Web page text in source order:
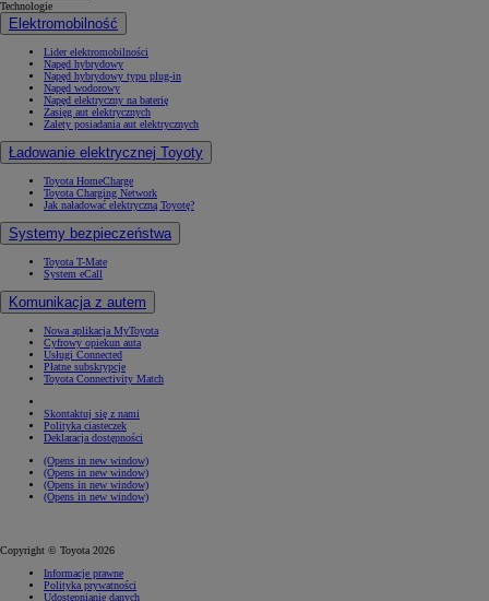
Technologie
Elektromobilność
Lider elektromobilności
Napęd hybrydowy
Napęd hybrydowy typu plug-in
Napęd wodorowy
Napęd elektryczny na baterię
Zasięg aut elektrycznych
Zalety posiadania aut elektrycznych
Ładowanie elektrycznej Toyoty
Toyota HomeCharge
Toyota Charging Network
Jak naładować elektryczną Toyotę?
Systemy bezpieczeństwa
Toyota T-Mate
System eCall
Komunikacja z autem
Nowa aplikacja MyToyota
Cyfrowy opiekun auta
Usługi Connected
Płatne subskrypcje
Toyota Connectivity Match
Skontaktuj się z nami
Polityka ciasteczek
Deklaracja dostępności
(Opens in new window)
(Opens in new window)
(Opens in new window)
(Opens in new window)
Copyright © Toyota 2026
Informacje prawne
Polityka prywatności
Udostępnianie danych